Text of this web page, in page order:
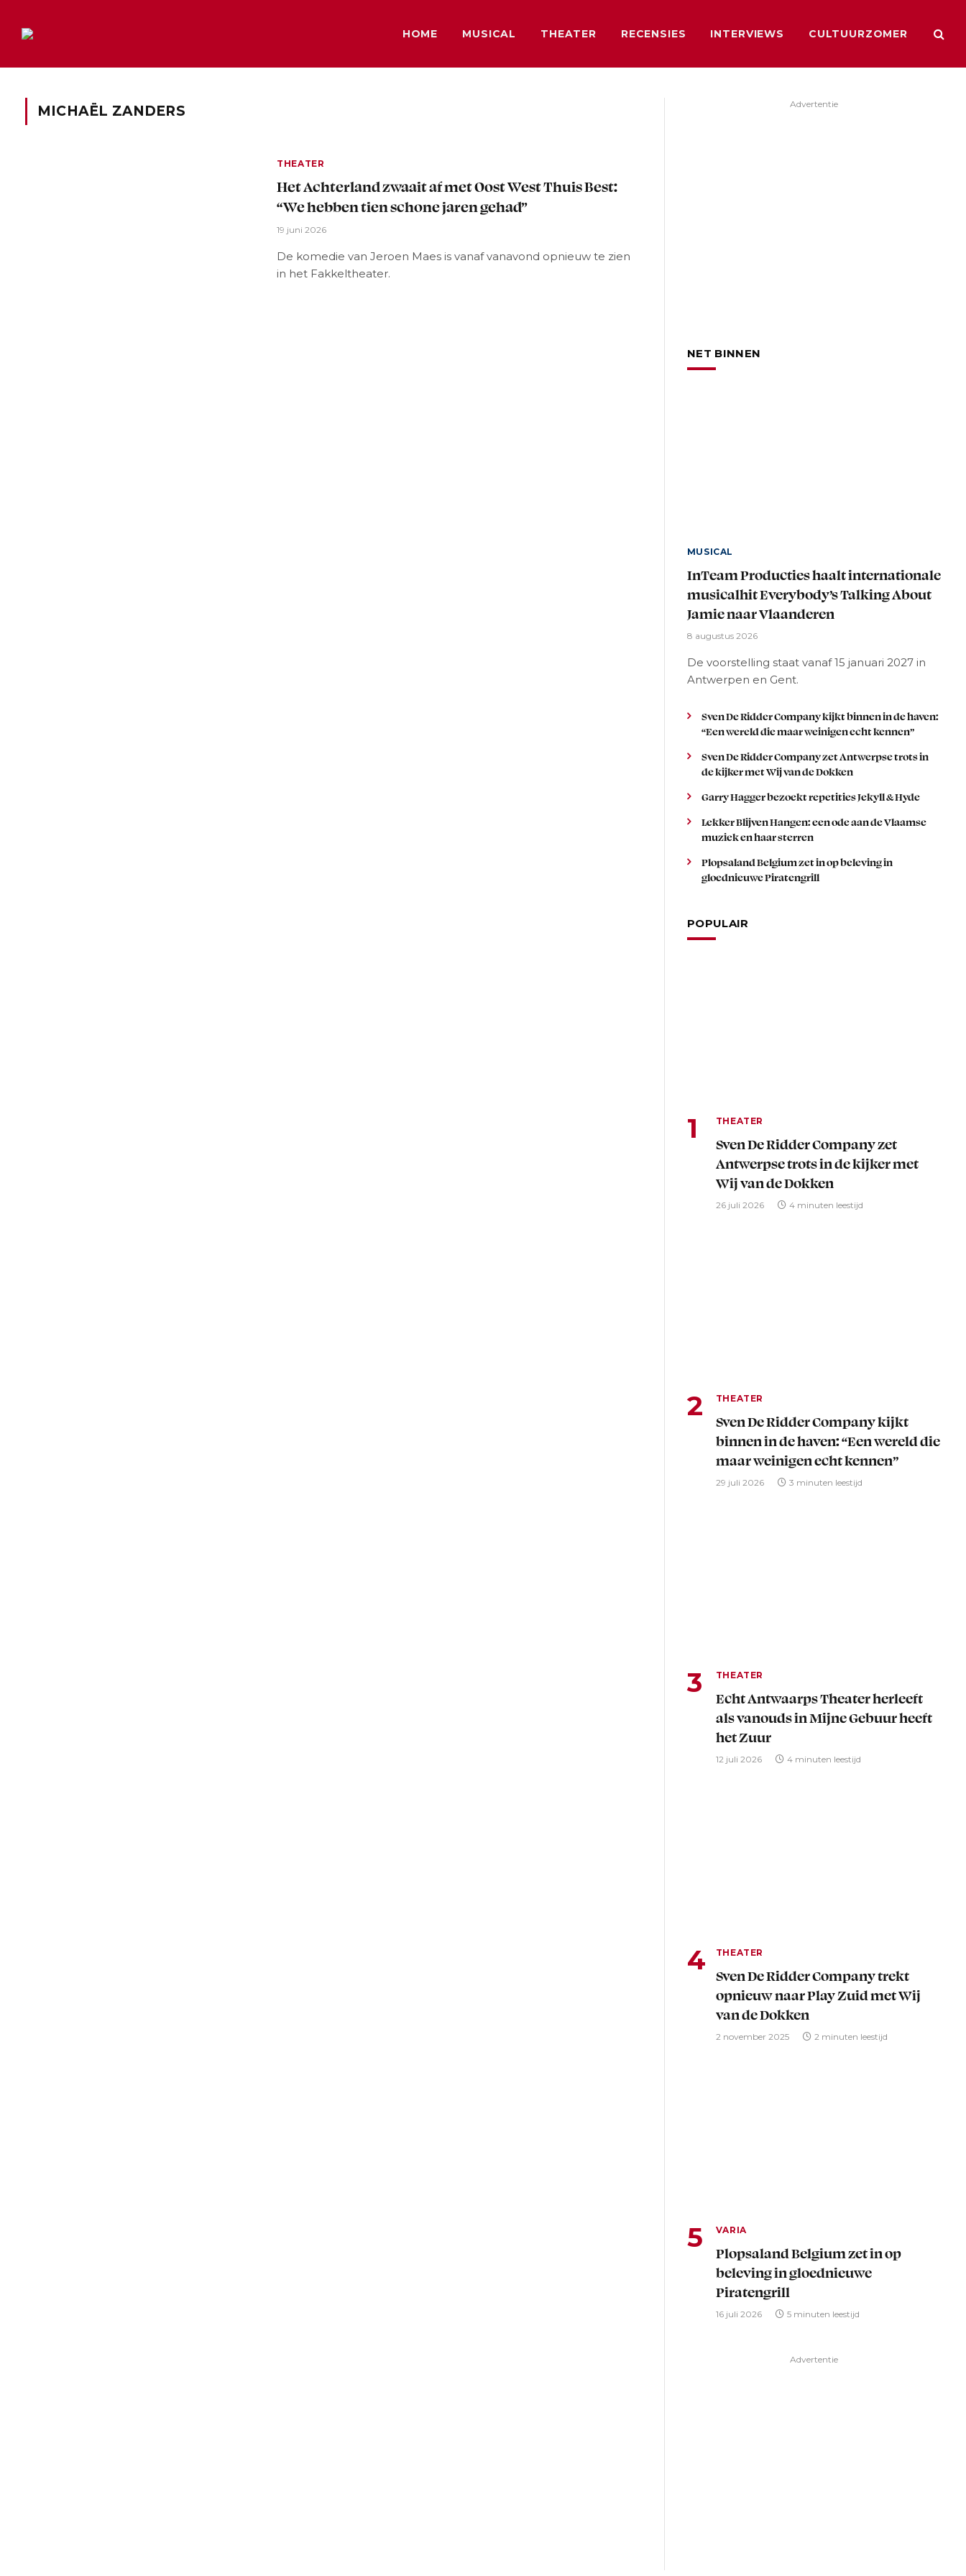
HOME MUSICAL THEATER RECENSIES INTERVIEWS CULTUURZOMER
MICHAËL ZANDERS
THEATER
Het Achterland zwaait af met Oost West Thuis Best:
“We hebben tien schone jaren gehad”
19 juni 2026
De komedie van Jeroen Maes is vanaf vanavond opnieuw te zien
in het Fakkeltheater.
Advertentie
NET BINNEN
MUSICAL
InTeam Producties haalt internationale
musicalhit Everybody’s Talking About
Jamie naar Vlaanderen
8 augustus 2026
De voorstelling staat vanaf 15 januari 2027 in
Antwerpen en Gent.
Sven De Ridder Company kijkt binnen in de haven:
“Een wereld die maar weinigen echt kennen”
Sven De Ridder Company zet Antwerpse trots in
de kijker met Wij van de Dokken
Garry Hagger bezoekt repetities Jekyll & Hyde
Lekker Blijven Hangen: een ode aan de Vlaamse
muziek en haar sterren
Plopsaland Belgium zet in op beleving in
gloednieuwe Piratengrill
POPULAIR
THEATER
Sven De Ridder Company zet
Antwerpse trots in de kijker met
Wij van de Dokken
26 juli 2026 4 minuten leestijd
THEATER
Sven De Ridder Company kijkt
binnen in de haven: “Een wereld die
maar weinigen echt kennen”
29 juli 2026 3 minuten leestijd
THEATER
Echt Antwaarps Theater herleeft
als vanouds in Mijne Gebuur heeft
het Zuur
12 juli 2026 4 minuten leestijd
THEATER
Sven De Ridder Company trekt
opnieuw naar Play Zuid met Wij
van de Dokken
2 november 2025 2 minuten leestijd
VARIA
Plopsaland Belgium zet in op
beleving in gloednieuwe
Piratengrill
16 juli 2026 5 minuten leestijd
Advertentie